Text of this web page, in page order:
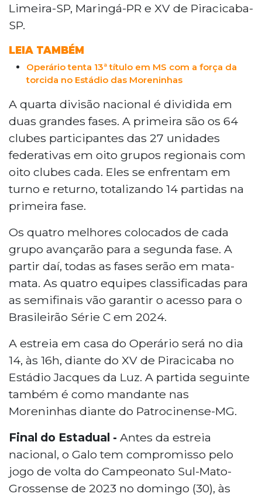
Limeira-SP, Maringá-PR e XV de Piracicaba-
SP.
LEIA TAMBÉM
Operário tenta 13ª título em MS com a força da
torcida no Estádio das Moreninhas
A quarta divisão nacional é dividida em
duas grandes fases. A primeira são os 64
clubes participantes das 27 unidades
federativas em oito grupos regionais com
oito clubes cada. Eles se enfrentam em
turno e returno, totalizando 14 partidas na
primeira fase.
Os quatro melhores colocados de cada
grupo avançarão para a segunda fase. A
partir daí, todas as fases serão em mata-
mata. As quatro equipes classificadas para
as semifinais vão garantir o acesso para o
Brasileirão Série C em 2024.
A estreia em casa do Operário será no dia
14, às 16h, diante do XV de Piracicaba no
Estádio Jacques da Luz. A partida seguinte
também é como mandante nas
Moreninhas diante do Patrocinense-MG.
Final do Estadual - Antes da estreia
nacional, o Galo tem compromisso pelo
jogo de volta do Campeonato Sul-Mato-
Grossense de 2023 no domingo (30), às